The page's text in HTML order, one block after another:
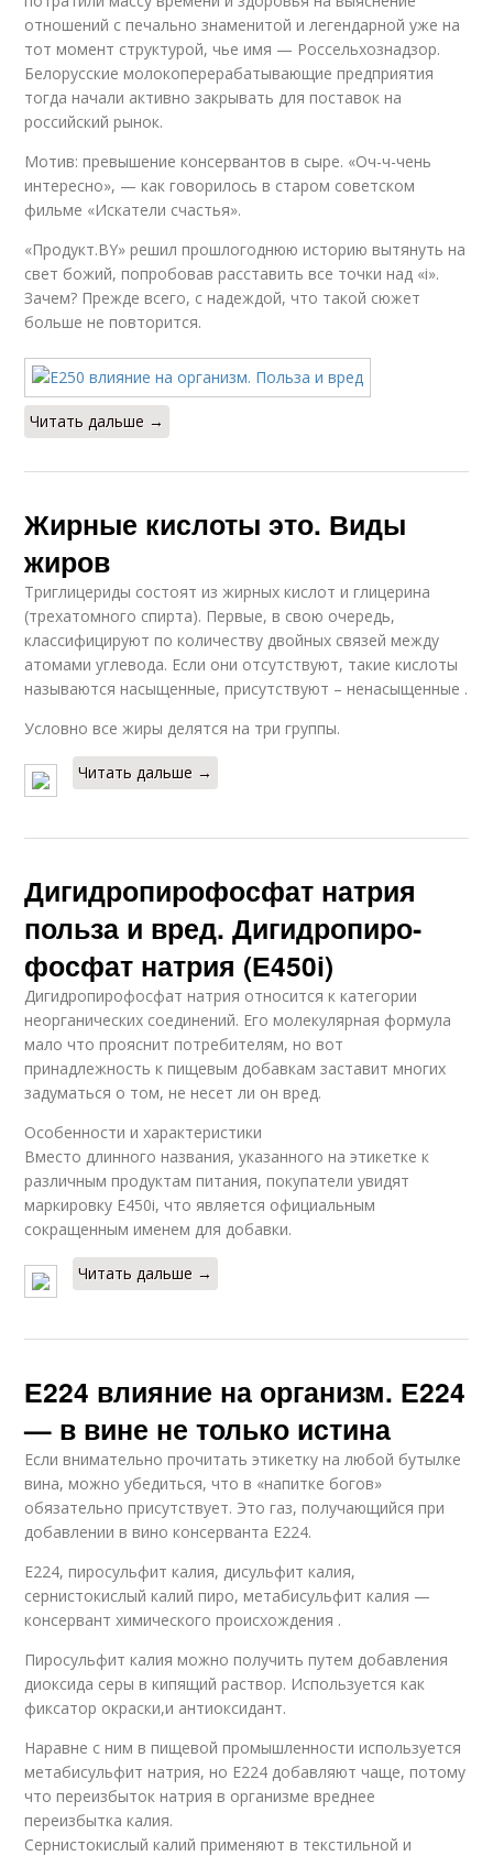
отношений с печально знаменитой и легендарной уже на
тот момент структурой, чье имя — Россельхознадзор.
Белорусские молокоперерабатывающие предприятия
тогда начали активно закрывать для поставок на
российский рынок.
Мотив: превышение консервантов в сыре. «Оч-ч-чень
интересно», — как говорилось в старом советском
фильме «Искатели счастья».
«Продукт.BY» решил прошлогоднюю историю вытянуть на
свет божий, попробовав расставить все точки над «i».
Зачем? Прежде всего, с надеждой, что такой сюжет
больше не повторится.
Читать дальше →
Жирные кислоты это. Виды
жиров
Триглицериды состоят из жирных кислот и глицерина
(трехатомного спирта). Первые, в свою очередь,
классифицируют по количеству двойных связей между
атомами углевода. Если они отсутствуют, такие кислоты
называются насыщенные, присутствуют – ненасыщенные .
Условно все жиры делятся на три группы.
Читать дальше →
Дигидропирофосфат натрия
польза и вред. Дигидропиро­
фосфат натрия (Е450і)
Дигидропирофосфат натрия относится к категории
неорганических соединений. Его молекулярная формула
мало что прояснит потребителям, но вот
принадлежность к пищевым добавкам заставит многих
задуматься о том, не несет ли он вред.
Особенности и характеристики
Вместо длинного названия, указанного на этикетке к
различным продуктам питания, покупатели увидят
маркировку Е450i, что является официальным
сокращенным именем для добавки.
Читать дальше →
Е224 влияние на организм. Е224
— в вине не только истина
Если внимательно прочитать этикетку на любой бутылке
вина, можно убедиться, что в «напитке богов»
обязательно присутствует. Это газ, получающийся при
добавлении в вино консерванта Е224.
E224, пиросульфит калия, дисульфит калия,
сернистокислый калий пиро, метабисульфит калия —
консервант химического происхождения .
Пиросульфит калия можно получить путем добавления
диоксида серы в кипящий раствор. Используется как
фиксатор окраски,и антиоксидант.
Наравне с ним в пищевой промышленности используется
метабисульфит натрия, но Е224 добавляют чаще, потому
что переизбыток натрия в организме вреднее
переизбытка калия.
Сернистокислый калий применяют в текстильной и